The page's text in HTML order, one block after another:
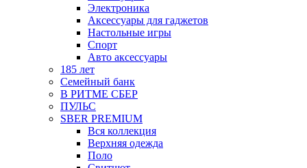
Электроника
Аксессуары для гаджетов
Настольные игры
Спорт
Авто аксессуары
185 лет
Семейный банк
В РИТМЕ СБЕР
ПУЛЬС
SBER PREMIUM
Вся коллекция
Верхняя одежда
Поло